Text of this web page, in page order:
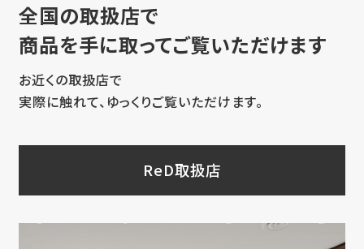
全国の取扱店で
商品を手に取ってご覧いただけます
お近くの取扱店で
実際に触れて、ゆっくりご覧いただけます。
ReD取扱店